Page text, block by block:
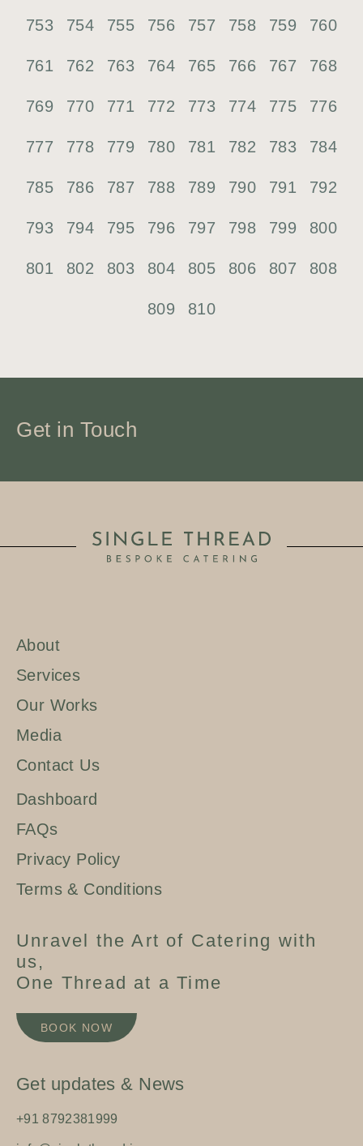
753 754 755 756 757 758 759 760
761 762 763 764 765 766 767 768
769 770 771 772 773 774 775 776
777 778 779 780 781 782 783 784
785 786 787 788 789 790 791 792
793 794 795 796 797 798 799 800
801 802 803 804 805 806 807 808
809 810
Get in Touch
About
Services
Our Works
Media
Contact Us
Dashboard
FAQs
Privacy Policy
Terms & Conditions
Unravel the Art of Catering with
us,
One Thread at a Time
BOOK NOW
Get updates & News
+91 8792381999